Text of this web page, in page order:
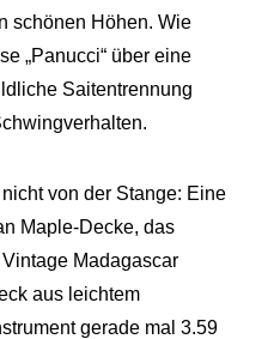
schönen Höhen. Wie
„Panucci“ über eine
Saitentrennung
von der Stange: Eine
Maple-Decke, das
Madagascar
aus leichtem
gerade mal 3.59